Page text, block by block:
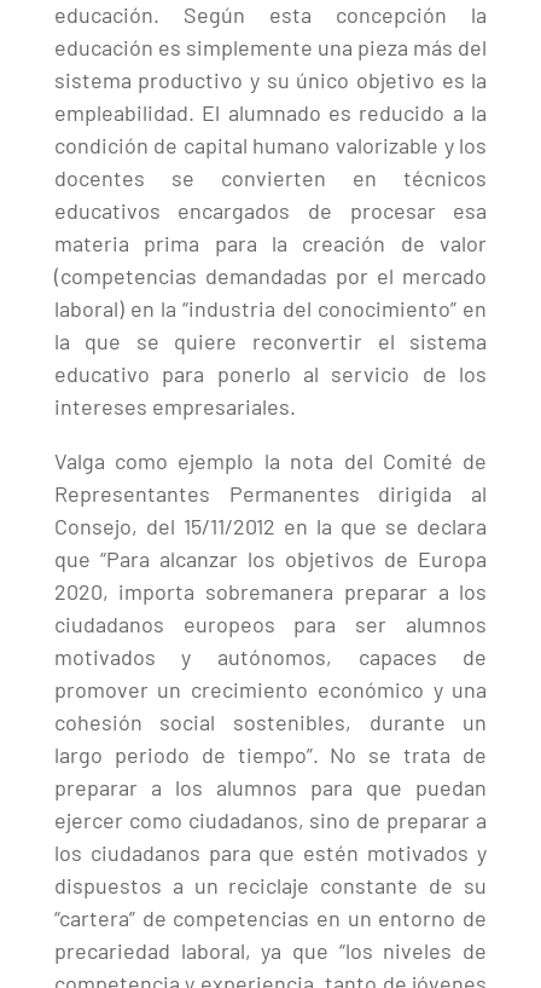
educación. Según esta concepción la
educación es simplemente una pieza más del
sistema productivo y su único objetivo es la
empleabilidad. El alumnado es reducido a la
condición de capital humano valorizable y los
docentes se convierten en técnicos
educativos encargados de procesar esa
materia prima para la creación de valor
(competencias demandadas por el mercado
laboral) en la “industria del conocimiento” en
la que se quiere reconvertir el sistema
educativo para ponerlo al servicio de los
intereses empresariales.
Valga como ejemplo la nota del Comité de
Representantes Permanentes dirigida al
Consejo, del 15/11/2012 en la que se declara
que “Para alcanzar los objetivos de Europa
2020, importa sobremanera preparar a los
ciudadanos europeos para ser alumnos
motivados y autónomos, capaces de
promover un crecimiento económico y una
cohesión social sostenibles, durante un
largo periodo de tiempo”. No se trata de
preparar a los alumnos para que puedan
ejercer como ciudadanos, sino de preparar a
los ciudadanos para que estén motivados y
dispuestos a un reciclaje constante de su
“cartera” de competencias en un entorno de
precariedad laboral, ya que “los niveles de